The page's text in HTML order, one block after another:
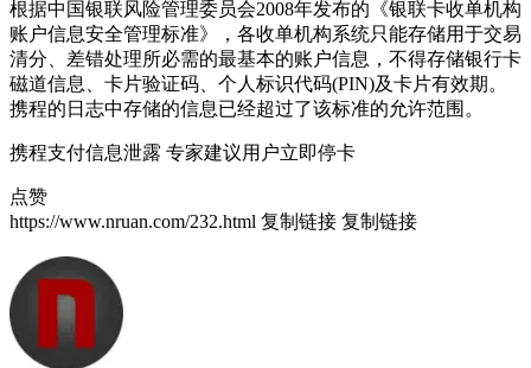
根据中国银联风险管理委员会2008年发布的《银联卡收单机构
账户信息安全管理标准》，各收单机构系统只能存储用于交易
清分、差错处理所必需的最基本的账户信息，不得存储银行卡
磁道信息、卡片验证码、个人标识代码(PIN)及卡片有效期。
携程的日志中存储的信息已经超过了该标准的允许范围。
携程支付信息泄露 专家建议用户立即停卡
点赞
https://www.nruan.com/232.html 复制链接 复制链接